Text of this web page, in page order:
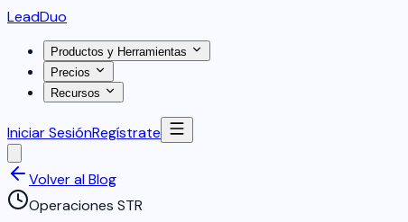
LeadDuo
Productos y Herramientas
Precios
Recursos
Iniciar SesiónRegístrate
Volver al Blog
Operaciones STR